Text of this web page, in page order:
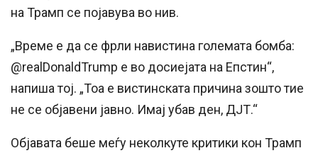
на Трамп се појавува во нив.
„Време е да се фрли навистина големата бомба:
@realDonaldTrump е во досиејата на Епстин“,
напиша тој. „Тоа е вистинската причина зошто тие
не се објавени јавно. Имај убав ден, ДЈТ.“
Објавата беше меѓу неколкуте критики кон Трамп